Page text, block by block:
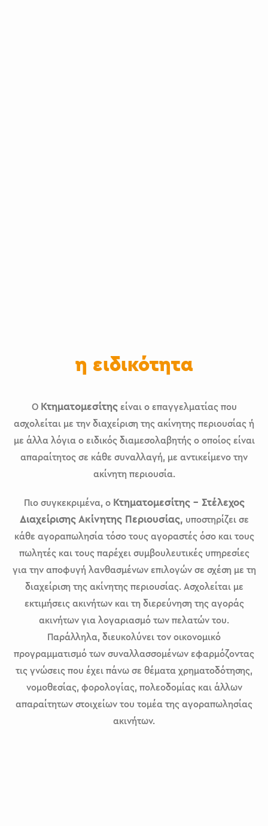
η ειδικότητα
Ο Κτηματομεσίτηςείναι ο επαγγελματίας που
ασχολείται με την διαχείριση της ακίνητης περιουσίας ή
με άλλα λόγια ο ειδικός διαμεσολαβητής ο οποίος είναι
απαραίτητος σε κάθε συναλλαγή, με αντικείμενο την
ακίνητη περιουσία.
Πιο συγκεκριμένα, ο Κτηματομεσίτης – Στέλεχος
Διαχείρισης Ακίνητης Περιουσίας, υποστηρίζει σε
κάθε αγοραπωλησία τόσο τους αγοραστές όσο και τους
πωλητές και τους παρέχει συμβουλευτικές υπηρεσίες
για την αποφυγή λανθασμένων επιλογών σε σχέση με τη
διαχείριση της ακίνητης περιουσίας. Ασχολείται με
εκτιμήσεις ακινήτων και τη διερεύνηση της αγοράς
ακινήτων για λογαριασμό των πελατών του.
Παράλληλα, διευκολύνει τον οικονομικό
προγραμματισμό των συναλλασσομένων εφαρμόζοντας
τις γνώσεις που έχει πάνω σε θέματα χρηματοδότησης,
νομοθεσίας, φορολογίας, πολεοδομίας και άλλων
απαραίτητων στοιχείων του τομέα της αγοραπωλησίας
ακινήτων.